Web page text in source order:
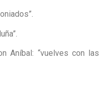
Aníbal: “vuelves con las